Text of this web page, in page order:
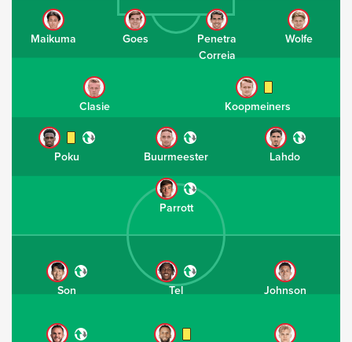
Maikuma Goes
Penetra
Correia
Wolfe
Clasie Koopmeiners
Poku Buurmeester Lahdo
Parrott
Johnson
Tel
Son